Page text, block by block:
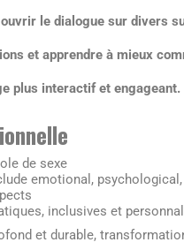
le dialogue sur divers
et apprendre à mieux
plus interactif et engageant.
de sexe
emotional,
inclusives et
et durable,